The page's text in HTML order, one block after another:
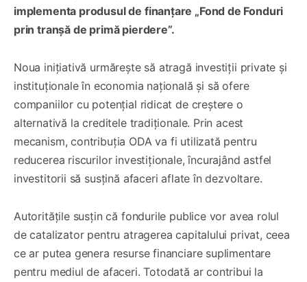
implementa produsul de finanțare „Fond de Fonduri
prin tranșă de primă pierdere”.
Noua inițiativă urmărește să atragă investiții private și
instituționale în economia națională și să ofere
companiilor cu potențial ridicat de creștere o
alternativă la creditele tradiționale. Prin acest
mecanism, contribuția ODA va fi utilizată pentru
reducerea riscurilor investiționale, încurajând astfel
investitorii să susțină afaceri aflate în dezvoltare.
Autoritățile susțin că fondurile publice vor avea rolul
de catalizator pentru atragerea capitalului privat, ceea
ce ar putea genera resurse financiare suplimentare
pentru mediul de afaceri. Totodată ar contribui la